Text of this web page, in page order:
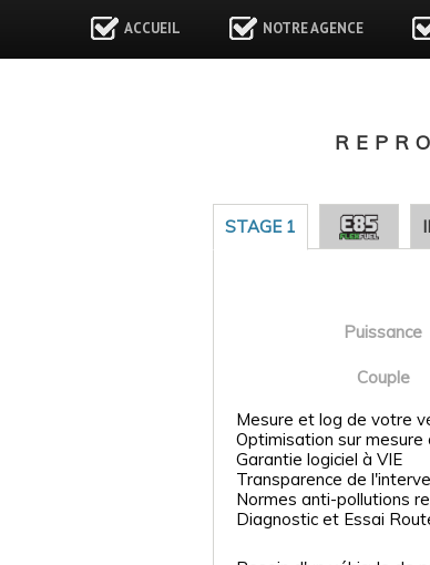
ACCUEIL NOTRE AGENCE
STAGE 1
Puissance
Couple
Mesure et log de votre
Optimisation sur
Garantie logiciel à VIE
Transparence de
Normes anti-pollutions
Diagnostic et Essai